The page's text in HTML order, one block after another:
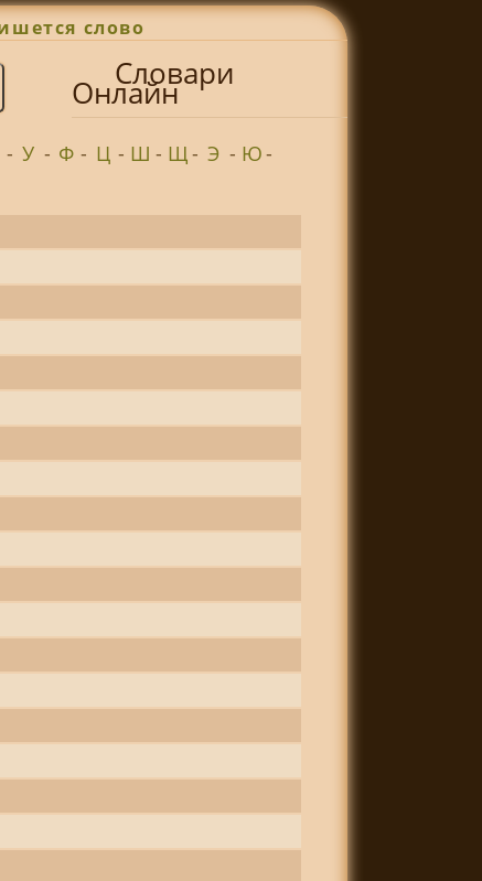
слово
Словари
Онлайн
- У - Ф - Ц - Ш - Щ- Э - Ю-